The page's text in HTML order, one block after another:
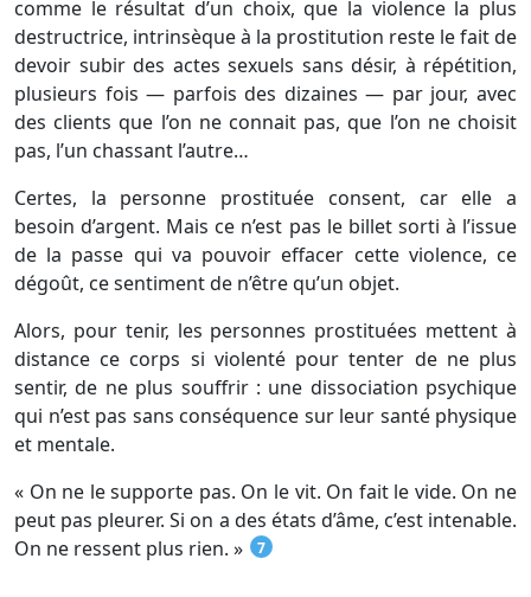
comme le résultat d’un choix, que la violence la plus
destructrice, intrinsèque à la prostitution reste le fait de
devoir subir des actes sexuels sans désir, à répétition,
plusieurs fois — parfois des dizaines — par jour, avec
des clients que l’on ne connait pas, que l’on ne choisit
pas, l’un chassant l’autre…
Certes, la personne prostituée consent, car elle a
besoin d’argent. Mais ce n’est pas le billet sorti à l’issue
de la passe qui va pouvoir effacer cette violence, ce
dégoût, ce sentiment de n’être qu’un objet.
Alors, pour tenir, les personnes prostituées mettent à
distance ce corps si violenté pour tenter de ne plus
sentir, de ne plus souffrir : une dissociation psychique
qui n’est pas sans conséquence sur leur santé physique
et mentale.
« On ne le supporte pas. On le vit. On fait le vide. On ne
peut pas pleurer. Si on a des états d’âme, c’est intenable.
On ne ressent plus rien. »
7